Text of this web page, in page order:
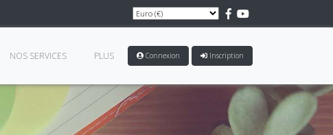
NOS SERVICES PLUS Connexion Inscription